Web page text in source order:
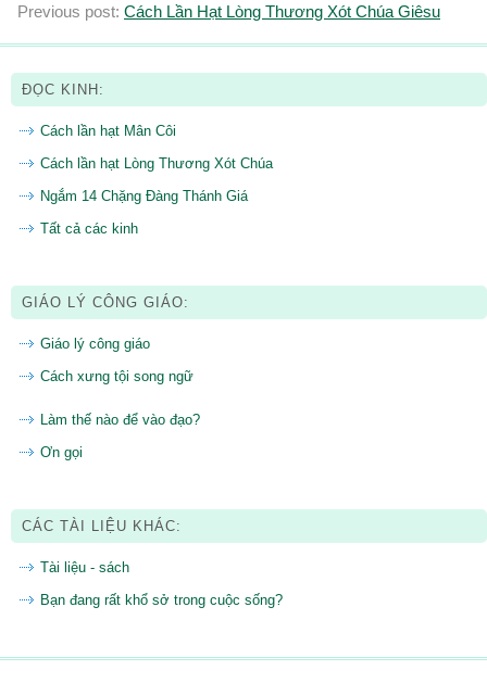
Previous post: Cách Lần Hạt Lòng Thương Xót Chúa Giêsu
ĐỌC KINH:
Cách lần hạt Mân Côi
Cách lần hạt Lòng Thương Xót Chúa
Ngắm 14 Chặng Đàng Thánh Giá
Tất cả các kinh
GIÁO LÝ CÔNG GIÁO:
Giáo lý công giáo
Cách xưng tội song ngữ
Làm thế nào để vào đạo?
Ơn gọi
CÁC TÀI LIỆU KHÁC:
Tài liệu - sách
Bạn đang rất khổ sở trong cuộc sống?